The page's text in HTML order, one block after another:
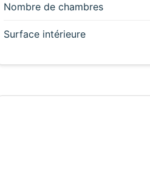
Nombre de chambres
Surface intérieure